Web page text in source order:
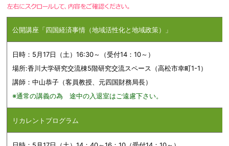
公開講座「四国経済事情（地域活性化と地域政策）」
日時：5月17日（土）16:30～（受付14：10～）
場所:香川大学研究交流棟5階研究交流スペース（高松市幸町1-1）
講師：中山恭子（客員教授、元四国財務局長）
※通常の講義の為 途中の入退室はご遠慮下さい。
リカレントプログラム